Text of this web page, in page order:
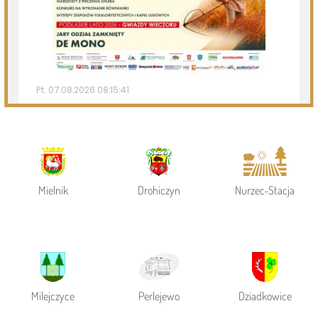
Powiat Siemiatycki
Mielnik Drohiczyn Nurzec-Stacja
Milejczyce Perlejewo Dziadkowice